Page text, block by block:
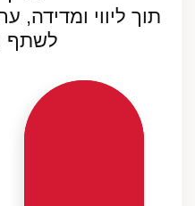
תוך ליווי ומדידה,
לשתף